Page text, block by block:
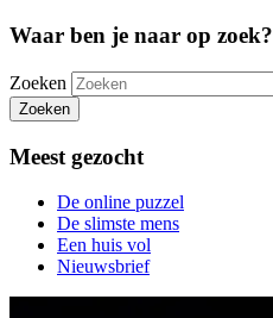
Waar ben je naar op zoek?
Zoeken
Zoeken
Meest gezocht
De online puzzel
De slimste mens
Een huis vol
Nieuwsbrief